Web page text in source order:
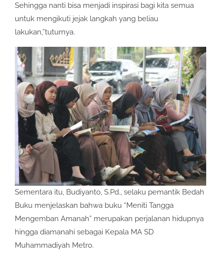
Sehingga nanti bisa menjadi inspirasi bagi kita semua
untuk mengikuti jejak langkah yang beliau
lakukan,”tuturnya.
Sementara itu, Budiyanto, S.Pd., selaku pemantik Bedah
Buku menjelaskan bahwa buku “Meniti Tangga
Mengemban Amanah” merupakan perjalanan hidupnya
hingga diamanahi sebagai Kepala MA SD
Muhammadiyah Metro.